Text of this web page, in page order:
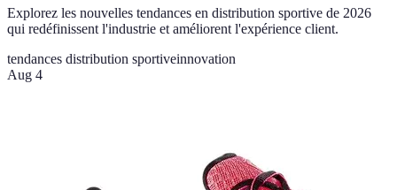
Explorez les nouvelles tendances en distribution sportive de 2026
qui redéfinissent l'industrie et améliorent l'expérience client.
tendances distribution sportiveinnovation
Aug 4